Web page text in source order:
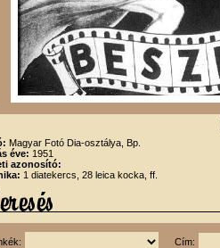
Magyar Fotó Dia-osztálya, Bp.
éve: 1951
azonosító:
1 diatekercs, 28 leica kocka, ff.
Cím: